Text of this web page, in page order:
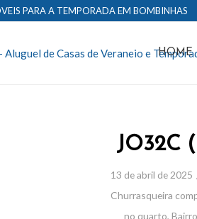
PARA A TEMPORADA EM BOMBINHAS
HOME
JO32C
13 de abril de 2025
Churrasqueira
no quarto,